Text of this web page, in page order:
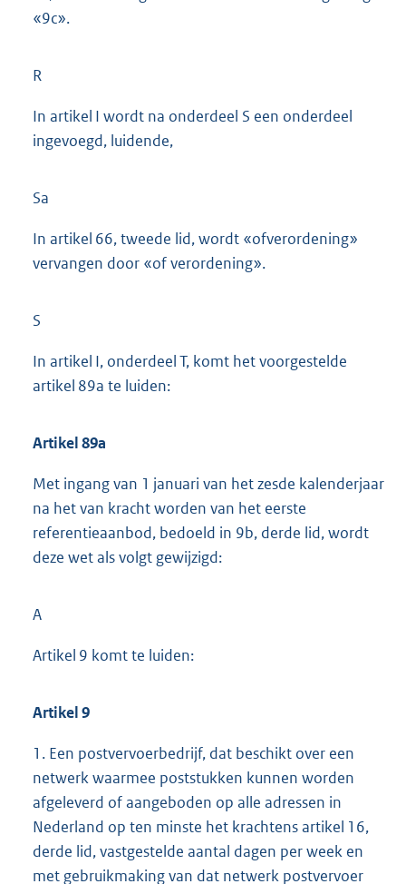
«9c».
R
In artikel I wordt na onderdeel S een onderdeel
ingevoegd, luidende,
Sa
In artikel 66, tweede lid, wordt «ofverordening»
vervangen door «of verordening».
S
In artikel I, onderdeel T, komt het voorgestelde
artikel 89a te luiden:
Artikel 89a
Met ingang van 1 januari van het zesde kalenderjaar
na het van kracht worden van het eerste
referentieaanbod, bedoeld in 9b, derde lid, wordt
deze wet als volgt gewijzigd:
A
Artikel 9 komt te luiden:
Artikel 9
1. Een postvervoerbedrijf, dat beschikt over een
netwerk waarmee poststukken kunnen worden
afgeleverd of aangeboden op alle adressen in
Nederland op ten minste het krachtens artikel 16,
derde lid, vastgestelde aantal dagen per week en
met gebruikmaking van dat netwerk postvervoer